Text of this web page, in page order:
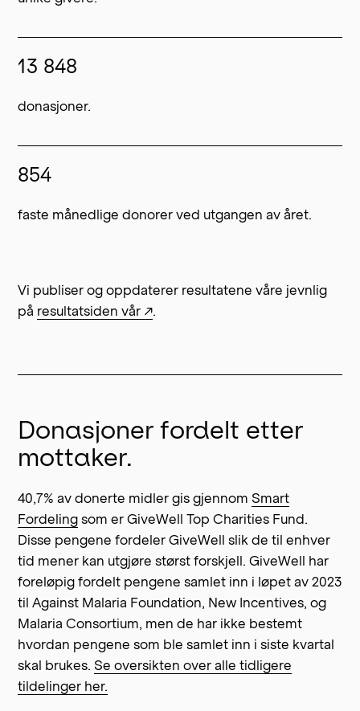
13 848
donasjoner.
854
faste månedlige donorer ved utgangen av året.
Vi publiser og oppdaterer resultatene våre jevnlig
på resultatsiden vår ↗.
Donasjoner fordelt etter
mottaker.
40,7% av donerte midler gis gjennom Smart
Fordeling som er GiveWell Top Charities Fund.
Disse pengene fordeler GiveWell slik de til enhver
tid mener kan utgjøre størst forskjell. GiveWell har
foreløpig fordelt pengene samlet inn i løpet av 2023
til Against Malaria Foundation, New Incentives, og
Malaria Consortium, men de har ikke bestemt
hvordan pengene som ble samlet inn i siste kvartal
skal brukes. Se oversikten over alle tidligere
tildelinger her.